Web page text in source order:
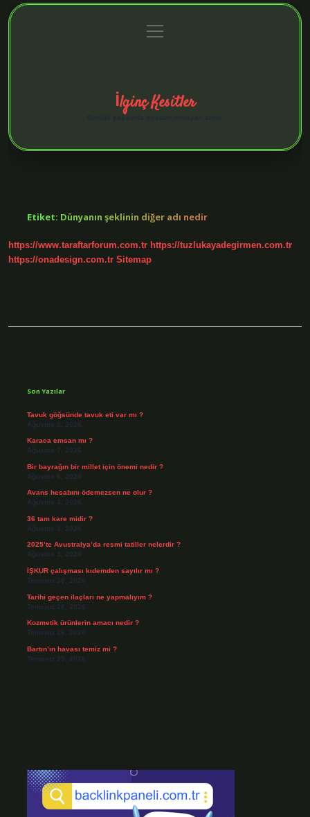
Gizlilik Politikası
menüyü
aç
İlginç Kesitler
Etiket: Dünyanın şeklinin diğer adı nedir
https://www.taraftarforum.com.tr https://tuzlukayadegirmen.com.tr
https://onadesign.com.tr Sitemap
Son Yazılar
Tavuk göğsünde tavuk eti var mı ?
Ağustos 8, 2026
Karaca emsan mı ?
Ağustos 7, 2026
Bir bayrağın bir millet için önemi nedir ?
Ağustos 6, 2026
Avans hesabını ödemezsen ne olur ?
Ağustos 4, 2026
36 tam kare midir ?
Ağustos 3, 2026
2025’te Avustralya’da resmi tatiller nelerdir ?
Ağustos 3, 2026
İŞKUR çalışması kıdemden sayılır mı ?
Temmuz 30, 2026
Tarihi geçen ilaçları ne yapmalıyım ?
Temmuz 28, 2026
Kozmetik ürünlerin amacı nedir ?
Temmuz 26, 2026
Bartın’ın havası temiz mi ?
Temmuz 25, 2026